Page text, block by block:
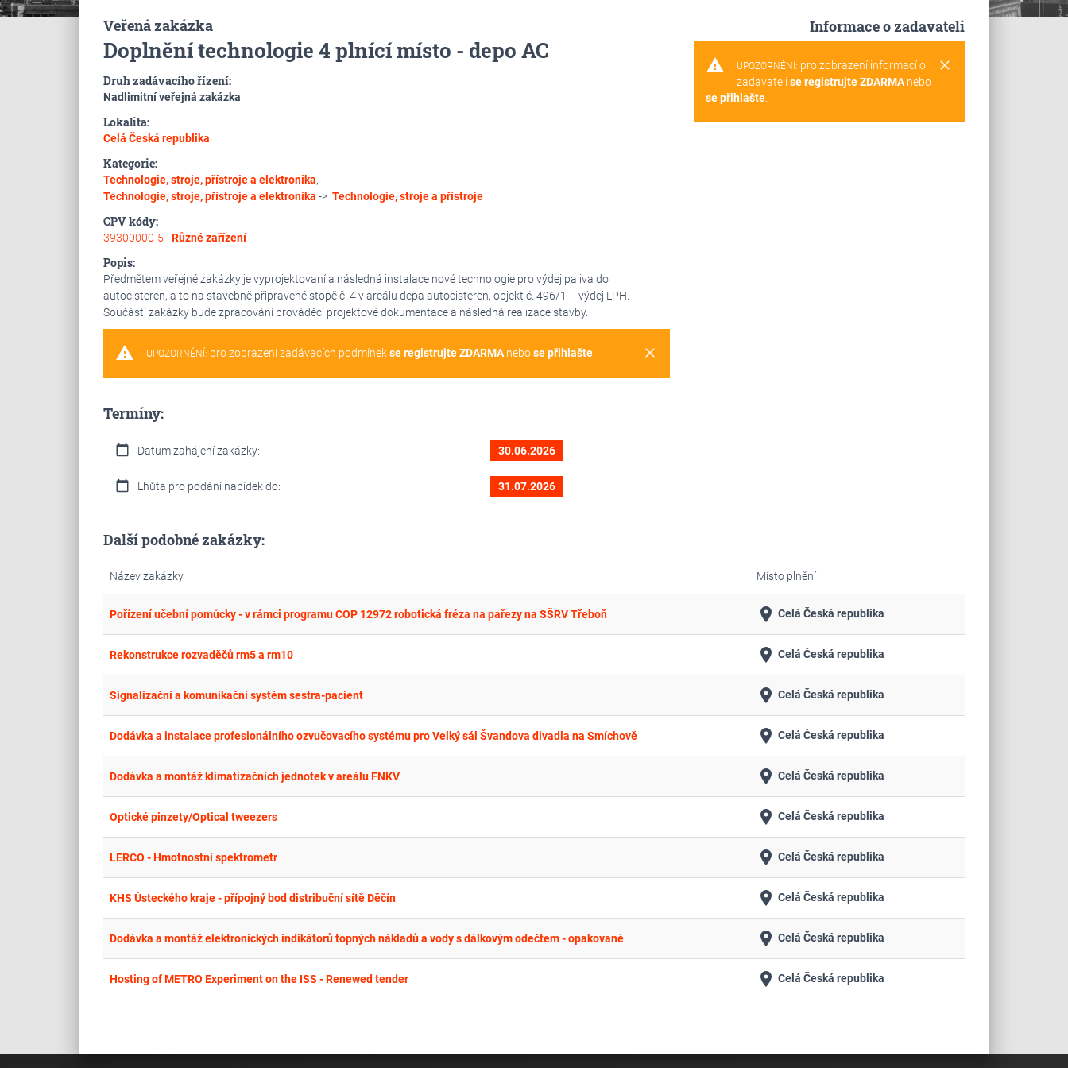
Veřená zakázka
Doplnění technologie 4 plnící místo - depo AC
Druh zadávacího řízení:
Nadlimitní veřejná zakázka
Lokalita:
Celá Česká republika
Kategorie:
Technologie, stroje, přístroje a elektronika,
Technologie, stroje, přístroje a elektronika -> Technologie, stroje a přístroje
CPV kódy:
39300000-5 -Různé zařízení
Popis:
Předmětem veřejné zakázky je vyprojektovaní a následná instalace nové technologie pro výdej paliva do
autocisteren, a to na stavebně připravené stopě č. 4 v areálu depa autocisteren, objekt č. 496/1 – výdej LPH.
Součástí zakázky bude zpracování prováděcí projektové dokumentace a následná realizace stavby.
warning clear
UPOZORNĚNÍ: pro zobrazení zadávacích podmínekse registrujte ZDARMAnebose přihlašte.
Termíny:
calendar_today Datum zahájení zakázky: 30.06.2026
calendar_today Lhůta pro podání nabídek do: 31.07.2026
Informace o zadavateli
warning clear
UPOZORNĚNÍ: pro zobrazení informací o
zadavateli se registrujte ZDARMAnebo
se přihlašte.
Další podobné zakázky:
Název zakázky Místo plnění
Pořízení učební pomůcky - v rámci programu COP 12972 robotická fréza na pařezy na SŠRV Třeboň place Celá Česká republika
Rekonstrukce rozvaděčů rm5 a rm10 place Celá Česká republika
Signalizační a komunikační systém sestra-pacient place Celá Česká republika
Dodávka a instalace profesionálního ozvučovacího systému pro Velký sál Švandova divadla na Smíchově place Celá Česká republika
Dodávka a montáž klimatizačních jednotek v areálu FNKV place Celá Česká republika
Optické pinzety/Optical tweezers place Celá Česká republika
LERCO - Hmotnostní spektrometr place Celá Česká republika
KHS Ústeckého kraje - přípojný bod distribuční sítě Děčín place Celá Česká republika
Dodávka a montáž elektronických indikátorů topných nákladů a vody s dálkovým odečtem - opakované place Celá Česká republika
Hosting of METRO Experiment on the ISS - Renewed tender place Celá Česká republika